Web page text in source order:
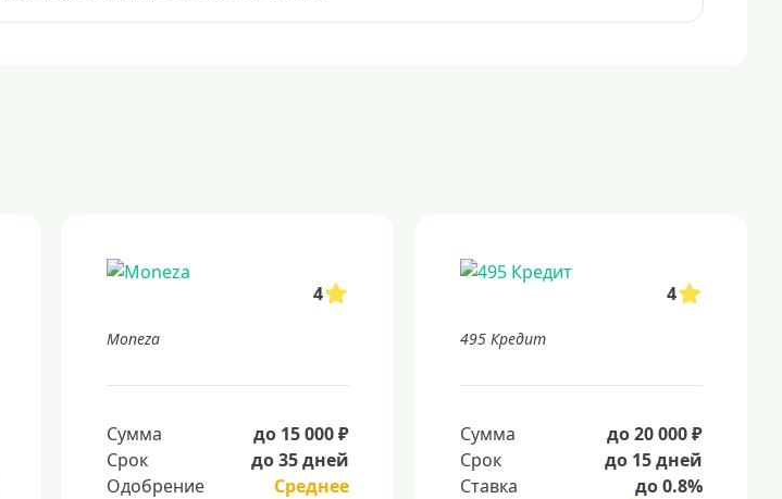
4
Moneza
Сумма
до 15 000 ₽
Срок
до 35 дней
Одобрение
Среднее
4
495 Кредит
Сумма
до 20 000 ₽
Срок
до 15 дней
Ставка
до 0.8%